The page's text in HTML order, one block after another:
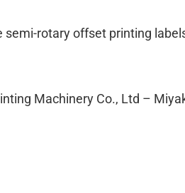
semi-rotary offset printing
Machinery Co., Ltd –